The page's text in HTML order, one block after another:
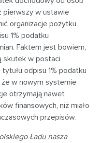
pierwszy w ustawie
organizacje pożytku
1% podatku
Faktem jest bowiem,
skutek w postaci
odpisu 1% podatku
że w nowym systemie
otrzymają nawet
finansowych, niż miało
przepisów.
Ładu nasza